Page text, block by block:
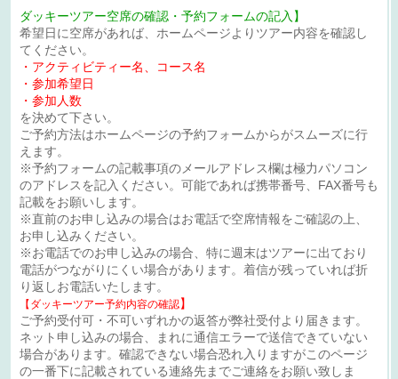
ダッキーツアー空席の確認・予約フォームの記入】
希望日に空席があれば、ホームページよりツアー内容を確認し
てください。
・アクティビティー名、コース名
・参加希望日
・参加人数
を決めて下さい。
ご予約方法はホームページの予約フォームからがスムーズに行
えます。
※予約フォームの記載事項のメールアドレス欄は極力パソコン
のアドレスを記入ください。可能であれば携帯番号、FAX番号も
記載をお願いします。
※直前のお申し込みの場合はお電話で空席情報をご確認の上、
お申し込みください。
※お電話でのお申し込みの場合、特に週末はツアーに出ており
電話がつながりにくい場合があります。着信が残っていれば折
り返しお電話いたします。
【ダッキーツアー予約内容の確認】
ご予約受付可・不可いずれかの返答が弊社受付より届きます。
ネット申し込みの場合、まれに通信エラーで送信できていない
場合があります。確認できない場合恐れ入りますがこのページ
の一番下に記載されている連絡先までご連絡をお願い致しま